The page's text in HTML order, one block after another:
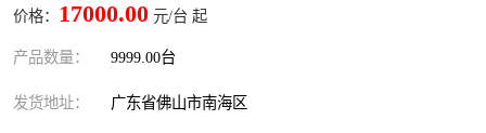
价格： 17000.00 元/台 起
产品数量： 9999.00台
发货地址： 广东省佛山市南海区